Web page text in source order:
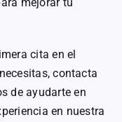
cita en el
contacta
de ayudarte en
en nuestra